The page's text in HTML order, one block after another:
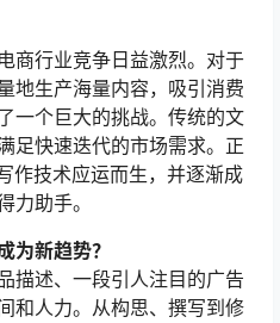
商行业竞争日益激烈。对于
地生产海量内容，吸引消费
一个巨大的挑战。传统的文
足快速迭代的市场需求。正
作技术应运而生，并逐渐成
力助手。
为新趋势？
描述、一段引人注目的广告
和人力。从构思、撰写到修